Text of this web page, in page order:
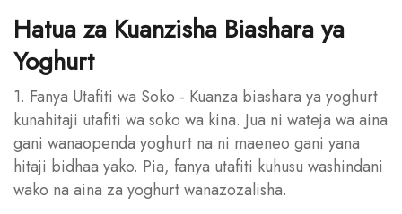
Hatua za Kuanzisha Biashara ya
Yoghurt
1. Fanya Utafiti wa Soko - Kuanza biashara ya yoghurt
kunahitaji utafiti wa soko wa kina. Jua ni wateja wa aina
gani wanaopenda yoghurt na ni maeneo gani yana
hitaji bidhaa yako. Pia, fanya utafiti kuhusu washindani
wako na aina za yoghurt wanazozalisha.